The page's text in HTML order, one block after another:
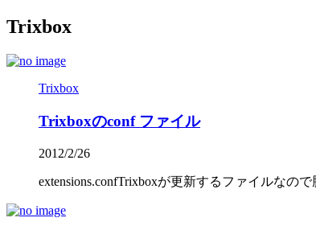
Trixbox
Trixbox
Trixboxのconf ファイル
2012/2/26
extensions.confTrixboxが更新するファイルなの